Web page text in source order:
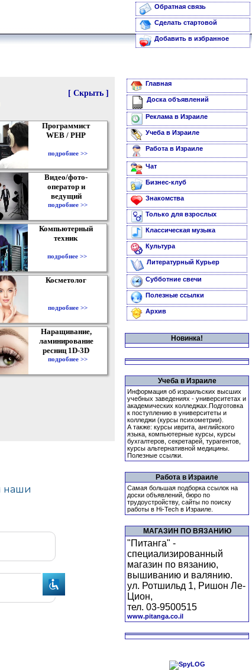
Обратная связь
Сделать стартовой
Добавить в избранное
[ Скрыть ]
Программист
WEB / PHP
подробнее >>
Видео/фото-
оператор и
ведущий
подробнее >>
Компьютерный
техник
подробнее >>
Косметолог
подробнее >>
Наращивание,
ламинирование
ресниц 1D-3D
подробнее >>
Главная
Доска объявлений
Реклама в Израиле
Учеба в Израиле
Работа в Израиле
Чат
Бизнес-клуб
Знакомства
Только для взрослых
Классическая музыка
Культура
Литературный Курьер
Субботние свечи
Полезные ссылки
Архив
Новинка!
Учеба в Израиле
Информация об израильских высших
учебных заведениях - университетах и
академических колледжах.Подготовка
к поступлению в университеты и
колледжи (курсы психометрии).
А также: курсы иврита, английского
языка, компьютерные курсы, курсы
бухгалтеров, секретарей, турагентов,
курсы альтернативной медицины.
Полезные ссылки.
Работа в Израиле
Самая большая подборка ссылок на
доски объявлений, бюро по
трудоустройству, сайты по поиску
работы в Hi-Tech в Израиле.
МАГАЗИН ПО ВЯЗАНИЮ
"Питанга" -
специализированный
магазин по вязанию,
вышиванию и валянию.
ул. Ротшильд 1, Ришон Ле-
Цион,
тел. 03-9500515
www.pitanga.co.il